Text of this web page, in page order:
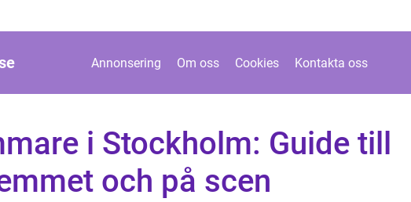
Annonsering Om oss Cookies Kontakta oss
i Stockholm: Guide till
och på scen